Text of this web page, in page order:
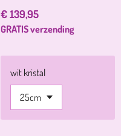
€ 139,95
GRATIS verzending
wit kristal